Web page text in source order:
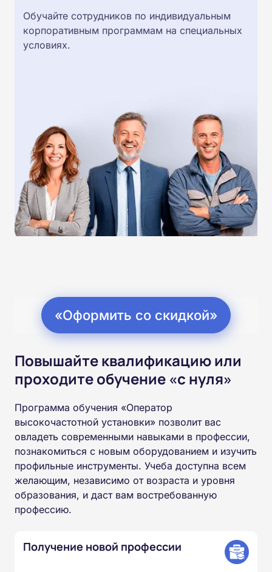
Обучайте сотрудников по индивидуальным
корпоративным программам на специальных
условиях.
«Оформить со скидкой»
Повышайте квалификацию или
проходите обучение «с нуля»
Программа обучения «Оператор
высокочастотной установки» позволит вас
овладеть современными навыками в профессии,
познакомиться с новым оборудованием и изучить
профильные инструменты. Учеба доступна всем
желающим, независимо от возраста и уровня
образования, и даст вам востребованную
профессию.
Получение новой профессии